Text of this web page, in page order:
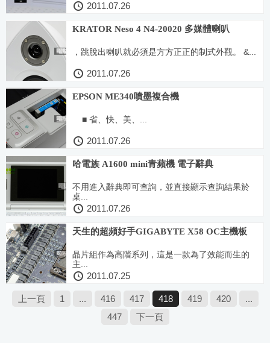
2011.07.26
KRATOR Neso 4 N4-20020 多媒體喇叭
，跳脫出喇叭就必須是方方正正的制式外觀。 &...
2011.07.26
EPSON ME340噴墨複合機
■ 省、快、美、...
2011.07.26
哈電族 A1600 mini青蘋機 電子辭典
不用進入辭典即可查詢，並直接顯示查詢結果於
桌...
2011.07.26
天生的超頻好手GIGABYTE X58 OC主機板
晶片組作為高階系列，這是一款為了效能而生的
主...
2011.07.25
上一頁 1 ... 416 417 418 419 420
...
447
下一頁